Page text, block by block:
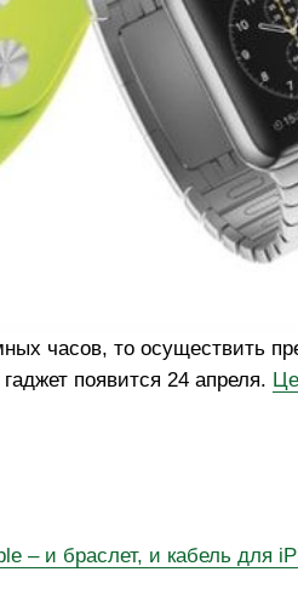
часов, то осуществить
появится 24 апреля.
– и браслет, и кабель для